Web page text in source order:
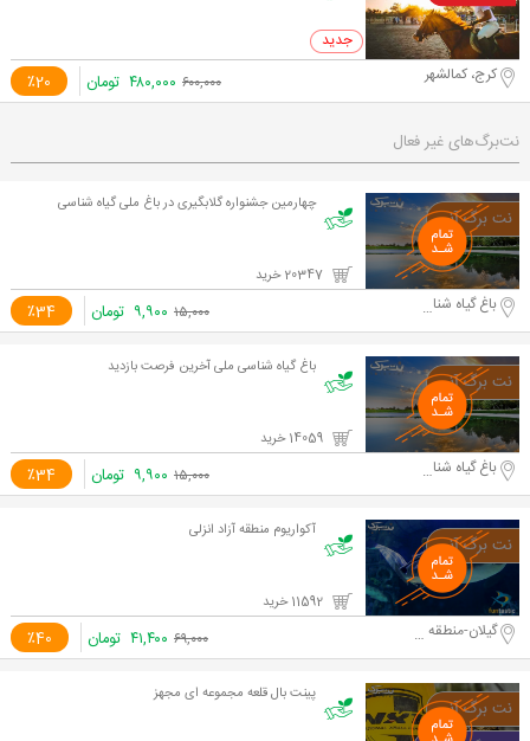
0 خرید
٪20 کرج، کمالشهر ۶۰۰,۰۰۰ ۴۸۰,۰۰۰ تومان
نت‌برگ‌های غیر فعال
چهارمین جشنواره گلابگیری در باغ ملی گیاه شناسی
٪34 باغ گیاه شناسی ملی ایران ۱۵,۰۰۰ ۹,۹۰۰ تومان
باغ گیاه شناسی ملی آخرین فرصت بازدید
٪34 باغ گیاه شناسی ملی ایران ۱۵,۰۰۰ ۹,۹۰۰ تومان
آکواریوم منطقه آزاد انزلی
٪40 گیلان-منطقه آزاد انزلی ۶۹,۰۰۰ ۴۱,۴۰۰ تومان
پینت بال قلعه مجموعه ای مجهز